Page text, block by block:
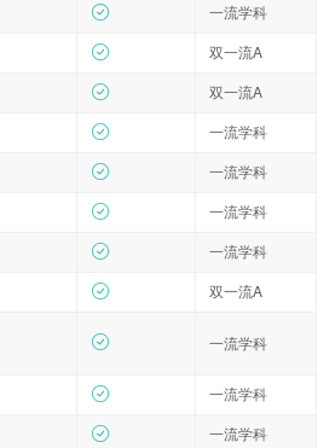
一流学科
双一流A
双一流A
一流学科
一流学科
一流学科
一流学科
双一流A
一流学科
一流学科
一流学科